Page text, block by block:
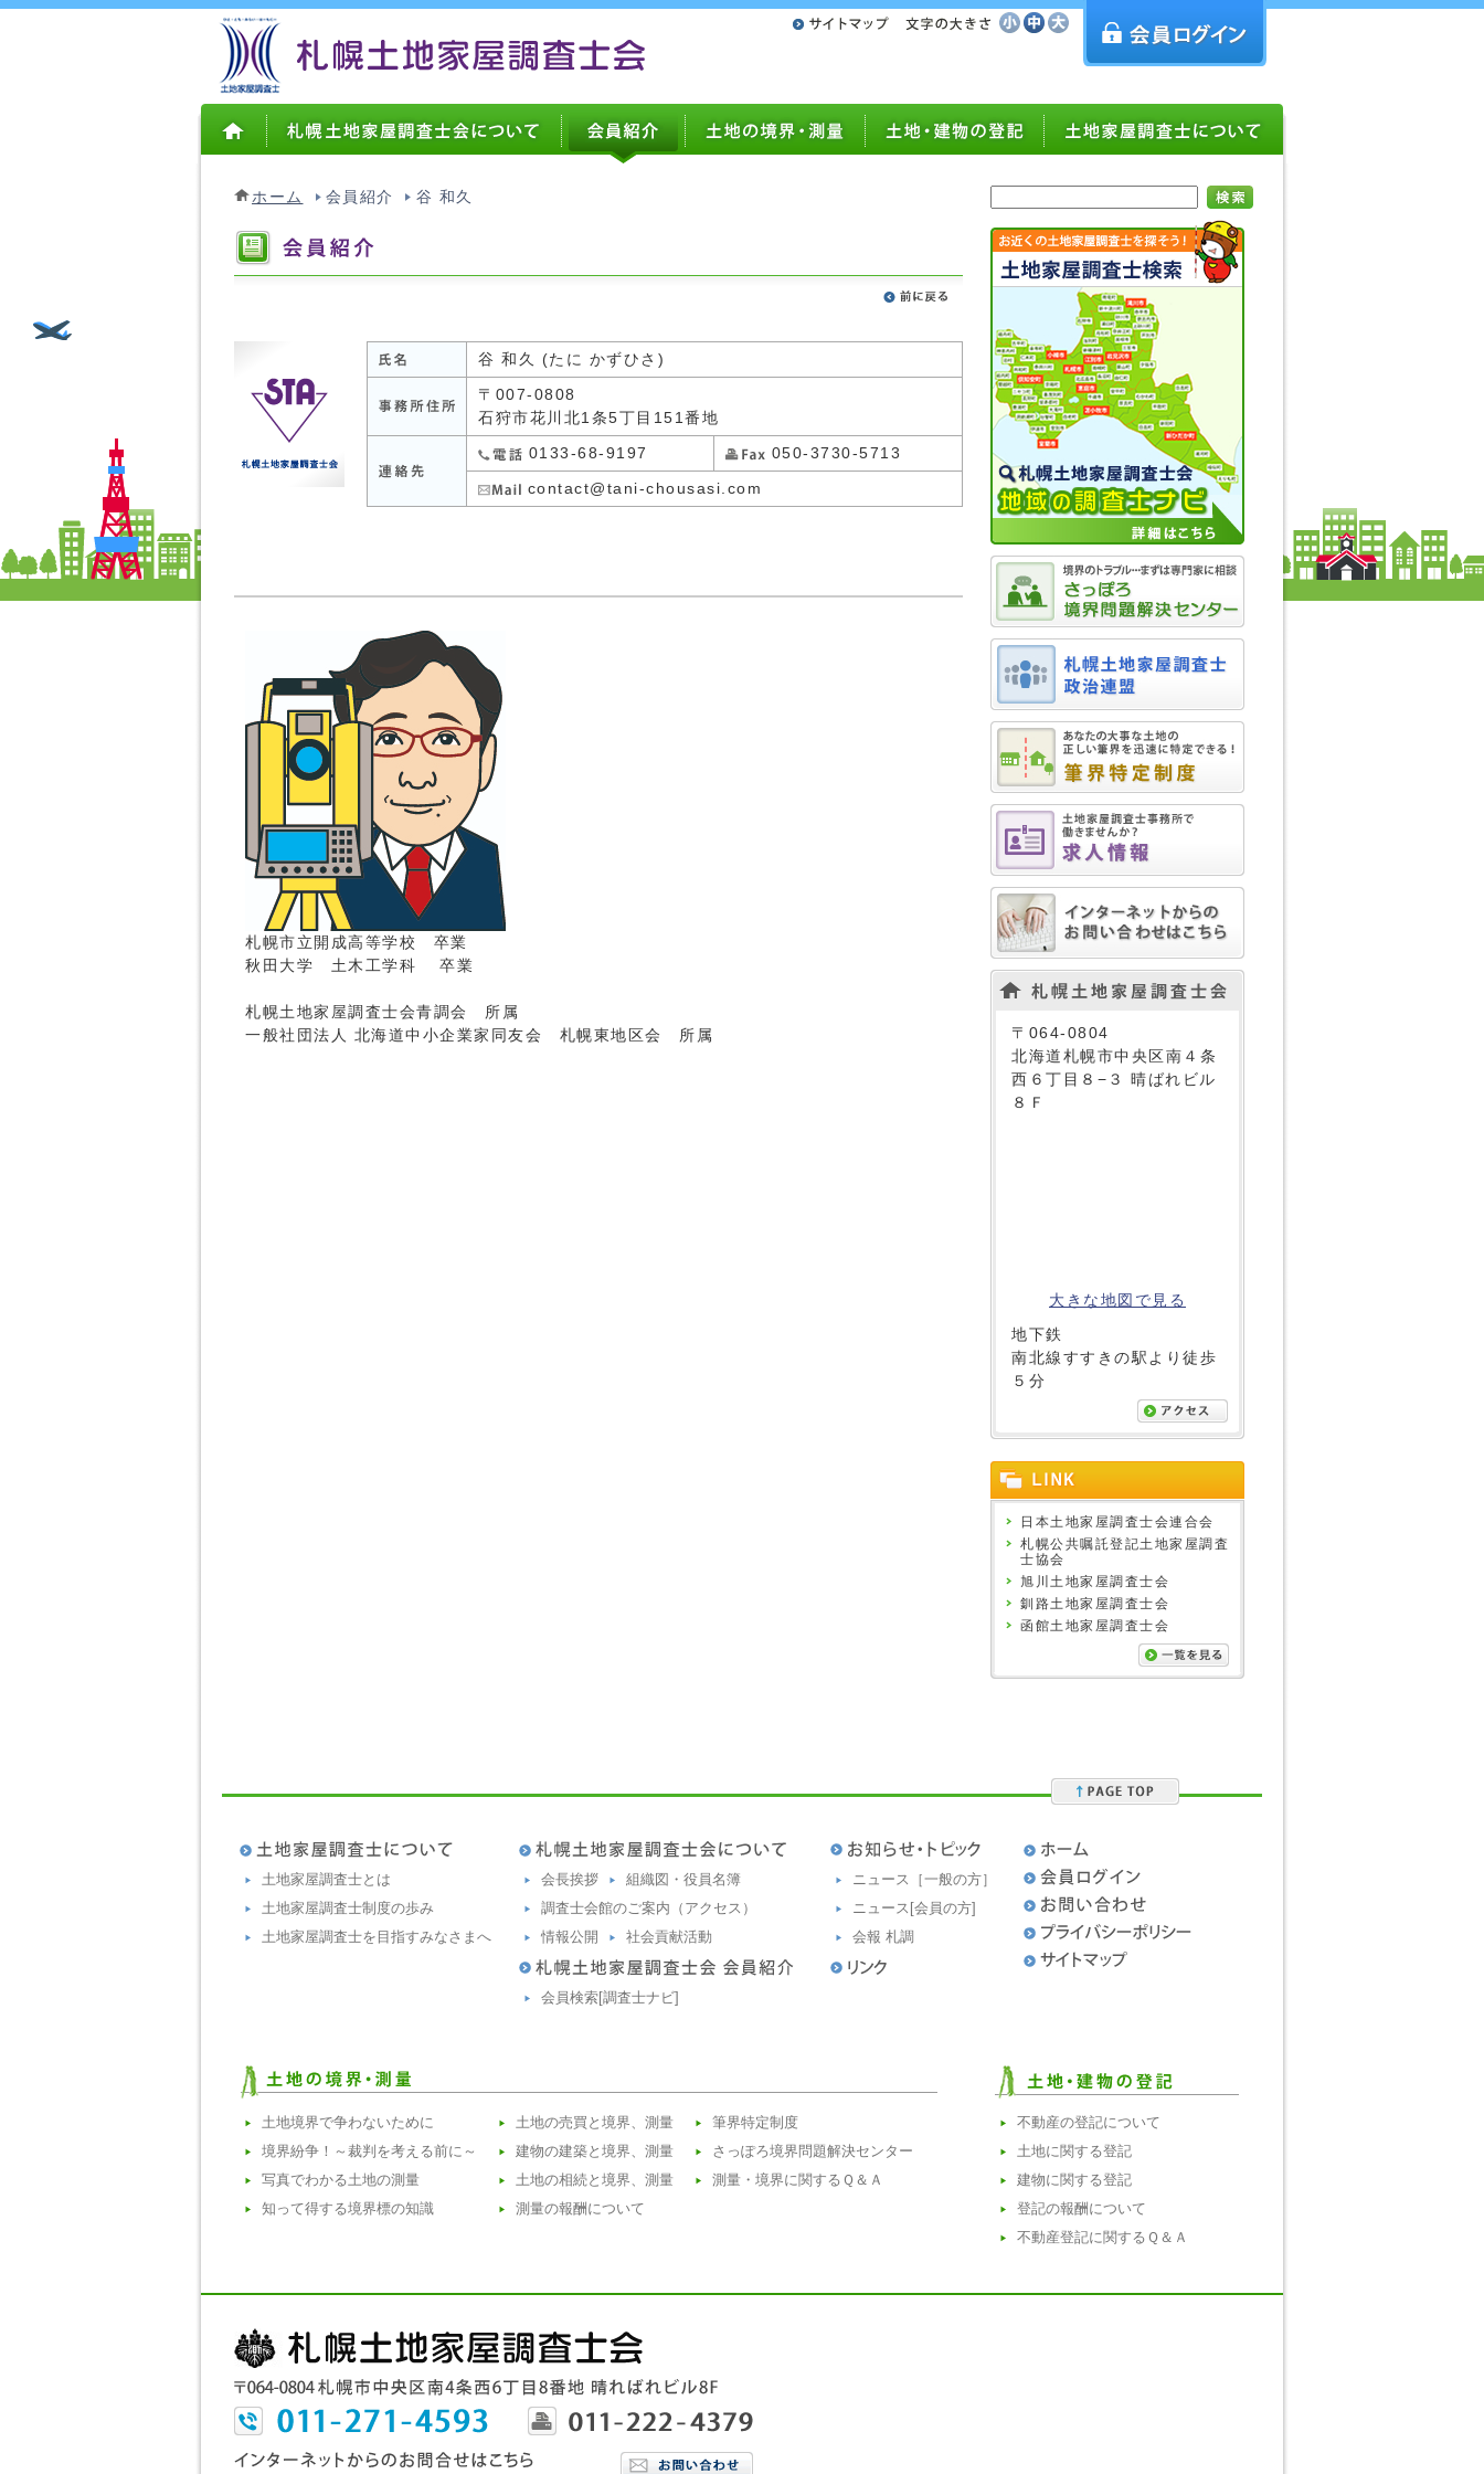
ホーム 会員紹介 谷 和久
谷 和久 (たに かずひさ)
〒007-0808
石狩市花川北1条5丁目151番地
0133-68-9197
050-3730-5713
contact@tani-chousasi.com
札幌市立開成高等学校 卒業
秋田大学 土木工学科 卒業
札幌土地家屋調査士会青調会 所属
一般社団法人 北海道中小企業家同友会 札幌東地区会 所属
〒064-0804
北海道札幌市中央区南４条
西６丁目８−３ 晴ばれビル
８Ｆ
大きな地図で見る
地下鉄
南北線すすきの駅より徒歩
５分
日本土地家屋調査士会連合会
札幌公共嘱託登記土地家屋調査
士協会
旭川土地家屋調査士会
釧路土地家屋調査士会
函館土地家屋調査士会
土地家屋調査士とは
土地家屋調査士制度の歩み
土地家屋調査士を目指すみなさまへ
会長挨拶
組織図・役員名簿
調査士会館のご案内（アクセス）
情報公開
社会貢献活動
会員検索[調査士ナビ]
ニュース［一般の方］
ニュース[会員の方]
会報 札調
土地境界で争わないために
境界紛争！～裁判を考える前に～
写真でわかる土地の測量
知って得する境界標の知識
土地の売買と境界、測量
建物の建築と境界、測量
土地の相続と境界、測量
測量の報酬について
筆界特定制度
さっぽろ境界問題解決センター
測量・境界に関するＱ＆Ａ
不動産の登記について
土地に関する登記
建物に関する登記
登記の報酬について
不動産登記に関するＱ＆Ａ